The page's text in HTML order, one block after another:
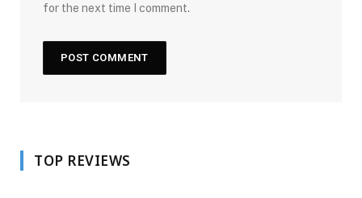
for the next time I comment.
TOP REVIEWS